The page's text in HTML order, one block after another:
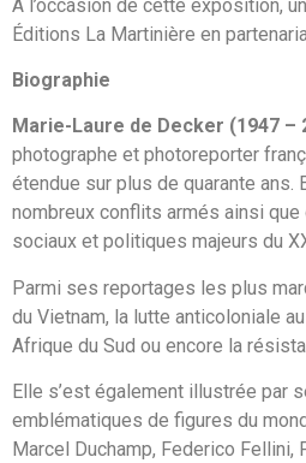
À l’occasion de cette exposition,
Éditions La Martinière en
Biographie
Marie-Laure de Decker (1947 –
photographe et photoreporter
étendue sur plus de quarante ans.
nombreux conflits armés ainsi
sociaux et politiques majeurs du
Parmi ses reportages les plus
du Vietnam, la lutte anticoloniale au
Afrique du Sud ou encore la
Elle s’est également illustrée par
emblématiques de figures du
Marcel Duchamp, Federico Fellini,